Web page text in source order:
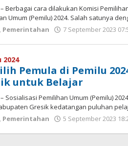
– Berbagai cara dilakukan Komisi
Umum (Pemilu) 2024. Salah satunya
, Pemerintahan 7 September 2023
2024
Pemula di Pemilu
untuk Belajar
– Sosialisasi Pemilihan Umum (Pemilu)
Gresik kedatangan puluhan
, Pemerintahan 5 September 2023